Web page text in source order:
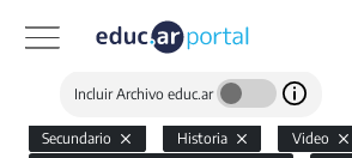
Incluir Archivo educ.ar
Secundario Historia
Video